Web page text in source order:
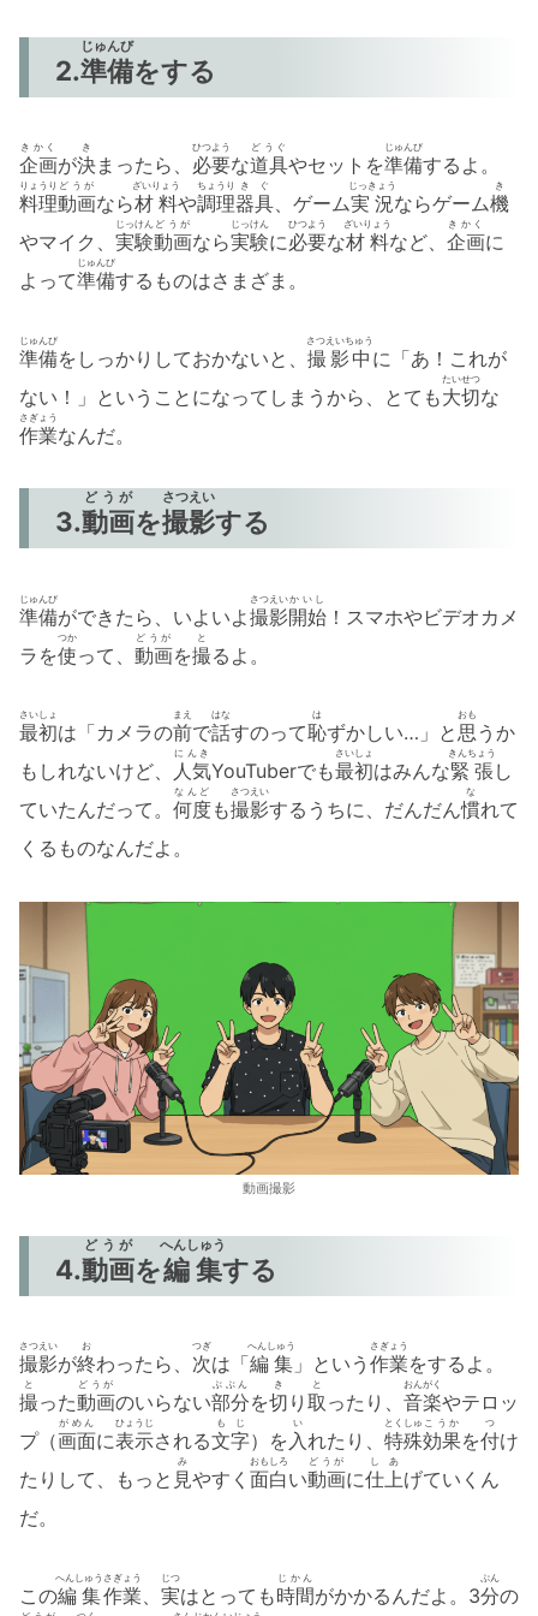
2.準備
じゅんび
をする
企画
きかく
が決
き
まったら、 必要
ひつよう
な道具
どうぐ
やセットを準備
じゅんび
するよ。
料理
りょうり
動画
どうが
なら材料
ざいりょう
や調理
ちょうり
器具
きぐ
、ゲーム実況
じっきょう
ならゲーム機
き
やマイク、 実験
じっけん
動画
どうが
なら実験
じっけん
に必要
ひつよう
な材料
ざいりょう
など、 企画
きかく
に
よって準備
じゅんび
するものはさまざま。
準備
じゅんび
をしっかりしておかないと、 撮影中
さつえいちゅう
に「あ！これが
ない！」ということになってしまうから、とても大切
たいせつ
な
作業
さぎょう
なんだ。
3.動画
どうが
を撮影
さつえい
する
準備
じゅんび
ができたら、いよいよ撮影
さつえい
開始
かいし
！スマホやビデオカメ
ラを使
つか
って、 動画
どうが
を撮
と
るよ。
最初
さいしょ
は「カメラの前
まえ
で話
はな
すのって恥
は
ずかしい…」と思
おも
うか
もしれないけど、 人気
にんき
YouTuberでも最初
さいしょ
はみんな緊張
きんちょう
し
ていたんだって。 何度
なんど
も撮影
さつえい
するうちに、だんだん慣
な
れて
くるものなんだよ。
動画撮影
4.動画
どうが
を編集
へんしゅう
する
撮影
さつえい
が終
お
わったら、 次
つぎ
は「編集
へんしゅう
」という 作業
さぎょう
をするよ。
撮
と
った動画
どうが
のいらない部分
ぶぶん
を切
き
り 取
と
ったり、 音楽
おんがく
やテロッ
プ（画面
がめん
に表示
ひょうじ
される文字
もじ
）を入
い
れたり、 特殊
とくしゅ
効果
こうか
を付
つ
け
たりして、もっと 見
み
やすく 面白
おもしろ
い動画
どうが
に仕上
しあ
げていくん
だ。
この編集
へんしゅう
作業
さぎょう
、 実
じつ
はとっても時間
じかん
がかかるんだよ。3分
ぷん
の